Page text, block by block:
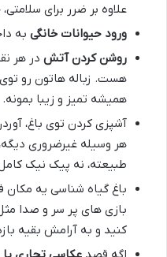
علاوه بر ضرر برای
ورود حیوانات خانگی به
روشن کردن آتش در هر
هست. زباله هاتون رو
همیشه تمیز و زیبا بمونه.
آشپزی کردن توی باغ،
هر وسیله غیرضروری
طبیعته، نه پیک نیک
باغ گیاه شناسی یه مکان
بازی های پر سر و صدا
کنید و به آرامش بقیه